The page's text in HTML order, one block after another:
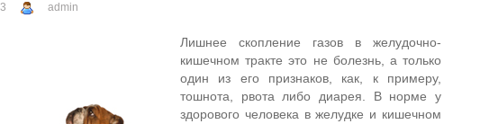
admin
Лишнее скопление газов в желудочно-
кишечном тракте это не болезнь, а только
один из его признаков, как, к примеру,
тошнота, рвота либо диарея. В норме у
здорового человека в желудке и кишечном